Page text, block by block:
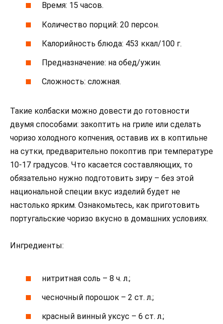
Время: 15 часов.
Количество порций: 20 персон.
Калорийность блюда: 453 ккал/100 г.
Предназначение: на обед/ужин.
Сложность: сложная.
Такие колбаски можно довести до готовности
двумя способами: закоптить на гриле или сделать
чоризо холодного копчения, оставив их в коптильне
на сутки, предварительно покоптив при температуре
10-17 градусов. Что касается составляющих, то
обязательно нужно подготовить зиру – без этой
национальной специи вкус изделий будет не
настолько ярким. Ознакомьтесь, как приготовить
португальские чоризо вкусно в домашних условиях.
Ингредиенты:
нитритная соль – 8 ч. л.;
чесночный порошок – 2 ст. л.;
красный винный уксус – 6 ст. л.;